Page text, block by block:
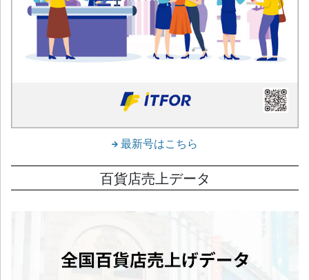
最新号はこちら
百貨店売上データ